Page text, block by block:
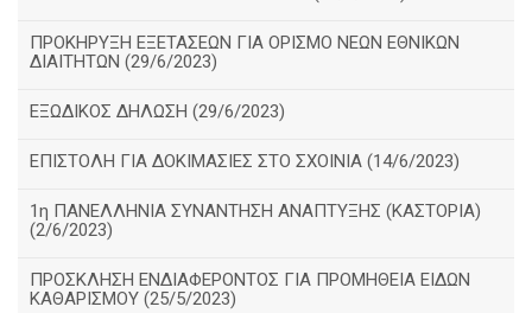
ΠΡΟΚΗΡΥΞΗ ΕΞΕΤΑΣΕΩΝ ΓΙΑ ΟΡΙΣΜΟ ΝΕΩΝ ΕΘΝΙΚΩΝ
ΔΙΑΙΤΗΤΩΝ (29/6/2023)
ΕΞΩΔΙΚΟΣ ΔΗΛΩΣΗ (29/6/2023)
ΕΠΙΣΤΟΛΗ ΓΙΑ ΔΟΚΙΜΑΣΙΕΣ ΣΤΟ ΣΧΟΙΝΙΑ (14/6/2023)
1η ΠΑΝΕΛΛΗΝΙΑ ΣΥΝΑΝΤΗΣΗ ΑΝΑΠΤΥΞΗΣ (ΚΑΣΤΟΡΙΑ)
(2/6/2023)
ΠΡΟΣΚΛΗΣΗ ΕΝΔΙΑΦΕΡΟΝΤΟΣ ΓΙΑ ΠΡΟΜΗΘΕΙΑ ΕΙΔΩΝ
ΚΑΘΑΡΙΣΜΟΥ (25/5/2023)